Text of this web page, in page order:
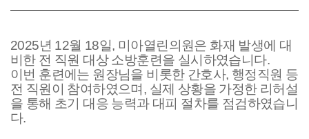
2025년 12월 18일, 미아열린의원은 화재 발생에 대
비한 전 직원 대상 소방훈련을 실시하였습니다.
이번 훈련에는 원장님을 비롯한 간호사, 행정직원 등
전 직원이 참여하였으며 , 실제 상황을 가정한 리허설
을 통해 초기 대응 능력과 대피 절차를 점검하였습니
다.